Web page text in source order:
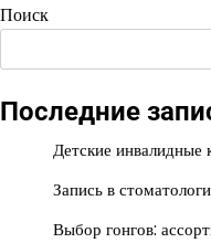
Поиск
Последние
Детские
Запись в
Выбор гонгов: